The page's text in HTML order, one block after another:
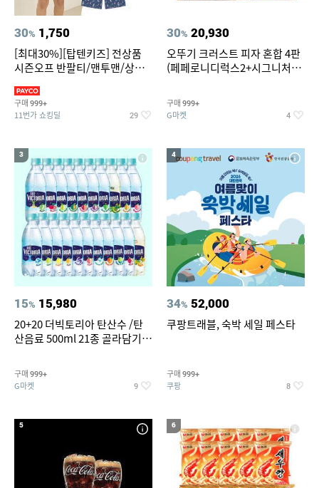
30% 1,750
[최대30%][탑텐키즈] 전상품
시즌오프 반팔티/맨투맨/상하
구매 999+
11번가 쇼킹딜 29
30% 20,930
오뚜기 크러스트 피자 혼합 4판
(페페로니디럭스2+시그니처익
구매 999+
G마켓 4
3
15% 15,980
20+20 더빅토리아 탄산수 /탄
산음료 500ml 21종 골라담기
구매 999+
G마켓 9
4
34% 52,000
쿠팡트래블, 숙박 세일 페스타
구매 999+
쿠팡 8
5 6